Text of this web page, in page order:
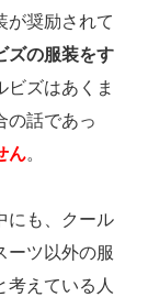
が奨励されて
ズの服装をす
ビズはあくま
の話であっ
ん。
にも、クール
ーツ以外の服
考えている人